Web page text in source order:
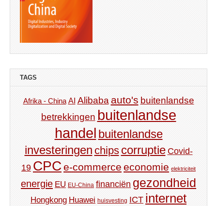
TAGS
Afrika - China AI Alibaba auto's buitenlandse
betrekkingen buitenlandse
handel buitenlandse
investeringen chips corruptie Covid-
19 CPC e-commerce economie elektriciteit
energie EU EU-China financiën gezondheid
Hongkong Huawei huisvesting ICT internet